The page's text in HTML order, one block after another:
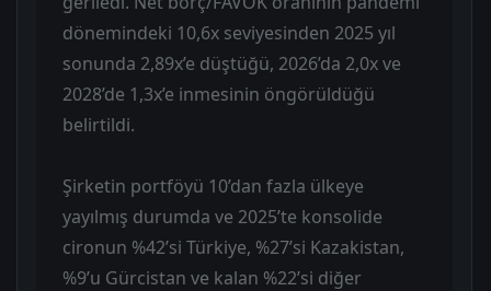
dönemindeki 10,6x seviyesinden 2025 yıl
sonunda 2,89x’e düştüğü, 2026’da 2,0x ve
2028’de 1,3x’e inmesinin öngörüldüğü
belirtildi.
Şirketin portföyü 10’dan fazla ülkeye
yayılmış durumda ve 2025’te konsolide
cironun %42’si Türkiye, %27’si Kazakistan,
%9’u Gürcistan ve kalan %22’si diğer